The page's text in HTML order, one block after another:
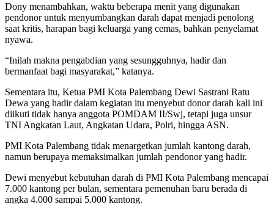
Dony menambahkan, waktu beberapa menit yang digunakan
pendonor untuk menyumbangkan darah dapat menjadi penolong
saat kritis, harapan bagi keluarga yang cemas, bahkan penyelamat
nyawa.
“Inilah makna pengabdian yang sesungguhnya, hadir dan
bermanfaat bagi masyarakat,” katanya.
Sementara itu, Ketua PMI Kota Palembang Dewi Sastrani Ratu
Dewa yang hadir dalam kegiatan itu menyebut donor darah kali ini
diikuti tidak hanya anggota POMDAM II/Swj, tetapi juga unsur
TNI Angkatan Laut, Angkatan Udara, Polri, hingga ASN.
PMI Kota Palembang tidak menargetkan jumlah kantong darah,
namun berupaya memaksimalkan jumlah pendonor yang hadir.
Dewi menyebut kebutuhan darah di PMI Kota Palembang mencapai
7.000 kantong per bulan, sementara pemenuhan baru berada di
angka 4.000 sampai 5.000 kantong.